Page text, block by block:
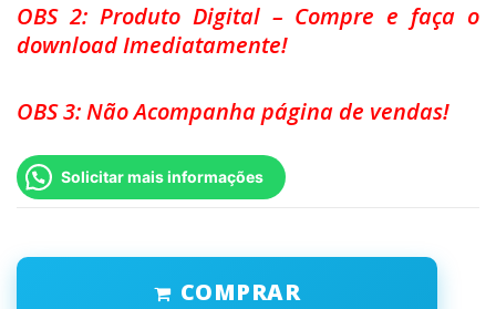
OBS 2: Produto Digital – Compre e faça o
download Imediatamente!
OBS 3: Não Acompanha página de vendas!
Solicitar mais informações
COMPRAR